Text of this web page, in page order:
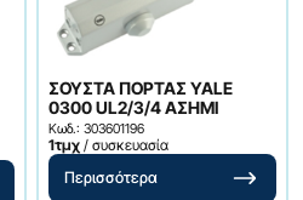
ΣΟΥΣΤΑ ΠΟΡΤΑΣ YALE
0300 UL2/3/4 ΑΣΗΜΙ
Κωδ.: 303601196
1τμχ / συσκευασία
Περισσότερα